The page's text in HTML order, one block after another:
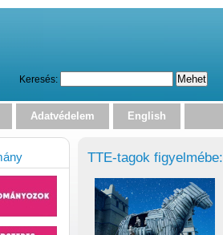
Keresés:
Adatvédelem English
TTE-tagok figyelmébe: